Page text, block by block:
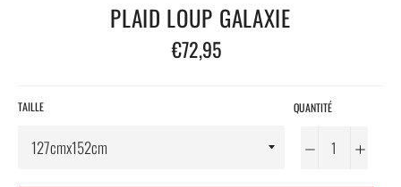
PLAID LOUP GALAXIE
Prix
régulier
€72,95
TAILLE QUANTITÉ
− +